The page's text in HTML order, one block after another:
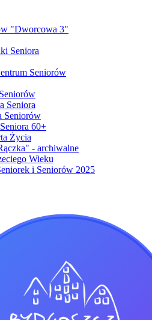
"Dworcowa 3"
Seniora
Seniorów
Seniora
Seniorów
60+
Życia
- archiwalne
Wieku
i Seniorów 2025